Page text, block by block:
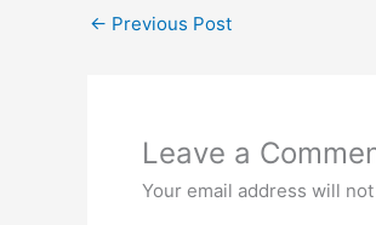
← Previous Post
Leave a
Your email address will